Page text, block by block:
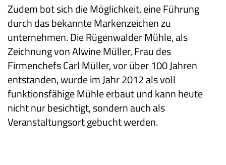
Zudem bot sich die Möglichkeit, eine Führung
durch das bekannte Markenzeichen zu
unternehmen. Die Rügenwalder Mühle, als
Zeichnung von Alwine Müller, Frau des
Firmenchefs Carl Müller, vor über 100 Jahren
entstanden, wurde im Jahr 2012 als voll
funktionsfähige Mühle erbaut und kann heute
nicht nur besichtigt, sondern auch als
Veranstaltungsort gebucht werden.